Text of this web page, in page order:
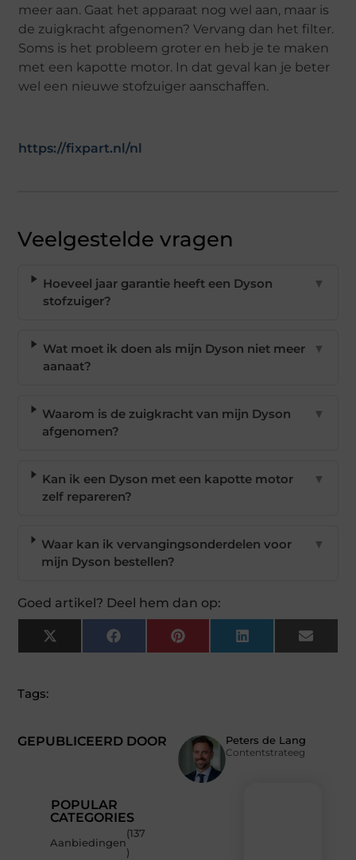
meer aan. Gaat het apparaat nog wel aan, maar is
de zuigkracht afgenomen? Vervang dan het filter.
Soms is het probleem groter en heb je te maken
met een kapotte motor. In dat geval kan je beter
wel een nieuwe stofzuiger aanschaffen.
https://fixpart.nl/nl
Veelgestelde vragen
Hoeveel jaar garantie heeft een Dyson
stofzuiger?
▼
Wat moet ik doen als mijn Dyson niet meer
aanaat?
▼
Waarom is de zuigkracht van mijn Dyson
afgenomen?
▼
Kan ik een Dyson met een kapotte motor
zelf repareren?
▼
Waar kan ik vervangingsonderdelen voor
mijn Dyson bestellen?
▼
Goed artikel? Deel hem dan op:
X
(Twitter)
FacebookPinterest LinkedIn Email
GEPUBLICEERD DOOR Peters de Lang
Contentstrateeg
Tags:
POPULAR
CATEGORIES
Aanbiedingen
(137
)